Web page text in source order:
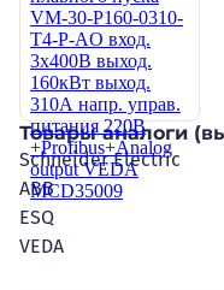
Товары аналоги
Schneider Electric
ABB
ESQ
VEDA